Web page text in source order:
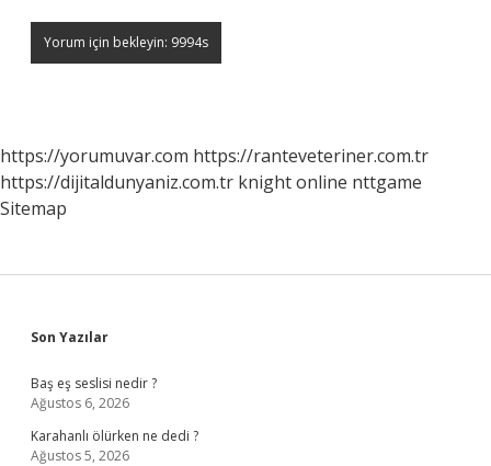
https://yorumuvar.com https://ranteveteriner.com.tr
https://dijitaldunyaniz.com.tr knight online nttgame
Sitemap
Sidebar
Son Yazılar
Baş eş seslisi nedir ?
Ağustos 6, 2026
Karahanlı ölürken ne dedi ?
Ağustos 5, 2026